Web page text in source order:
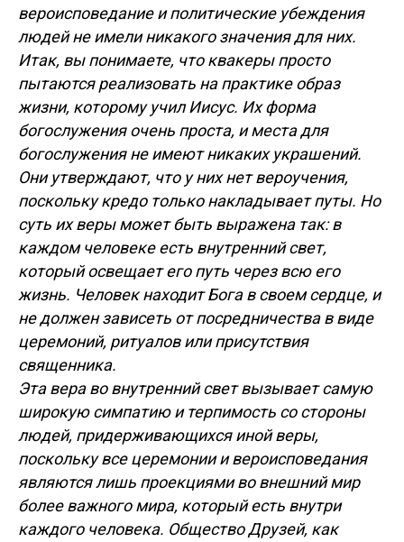
вероисповедание и политические убеждения
людей не имели никакого значения для них.
Итак, вы понимаете, что квакеры просто
пытаются реализовать на практике образ
жизни, которому учил Иисус. Их форма
богослужения очень проста, и места для
богослужения не имеют никаких украшений.
Они утверждают, что у них нет вероучения,
поскольку кредо только накладывает путы. Но
суть их веры может быть выражена так: в
каждом человеке есть внутренний свет,
который освещает его путь через всю его
жизнь. Человек находит Бога в своем сердце, и
не должен зависеть от посредничества в виде
церемоний, ритуалов или присутствия
священника.
Эта вера во внутренний свет вызывает самую
широкую симпатию и терпимость со стороны
людей, придерживающихся иной веры,
поскольку все церемонии и вероисповедания
являются лишь проекциями во внешний мир
более важного мира, который есть внутри
каждого человека. Общество Друзей, как